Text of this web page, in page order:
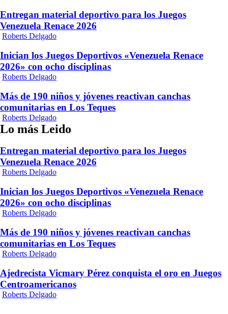
Entregan material deportivo para los Juegos
Venezuela Renace 2026
Roberts Delgado
Inician los Juegos Deportivos «Venezuela Renace
2026» con ocho disciplinas
Roberts Delgado
Más de 190 niños y jóvenes reactivan canchas
comunitarias en Los Teques
Roberts Delgado
Lo más Leido
Entregan material deportivo para los Juegos
Venezuela Renace 2026
Roberts Delgado
Inician los Juegos Deportivos «Venezuela Renace
2026» con ocho disciplinas
Roberts Delgado
Más de 190 niños y jóvenes reactivan canchas
comunitarias en Los Teques
Roberts Delgado
Ajedrecista Vicmary Pérez conquista el oro en Juegos
Centroamericanos
Roberts Delgado